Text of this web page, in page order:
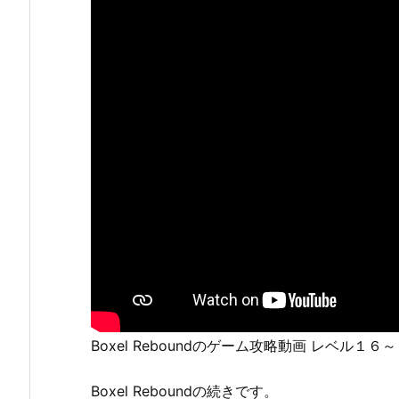
Boxel Reboundのゲーム攻略動画 レベル１６
Boxel Reboundの続きです。